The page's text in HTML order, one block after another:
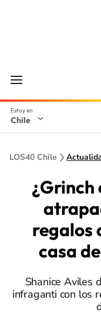
Chile
LOS40 Chile
¿Grinch
regalos
casa
Shanice Aviles
infraganti con los